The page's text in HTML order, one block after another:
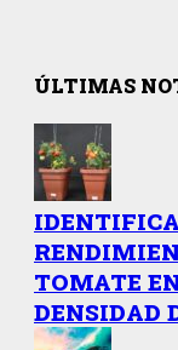
ÚLTIMAS
TOMATE
DENSIDAD